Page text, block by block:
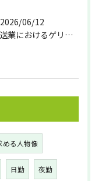
2026/06/12
運送業におけるゲリラ豪雨対策の実践法
める人物像
日勤 夜勤